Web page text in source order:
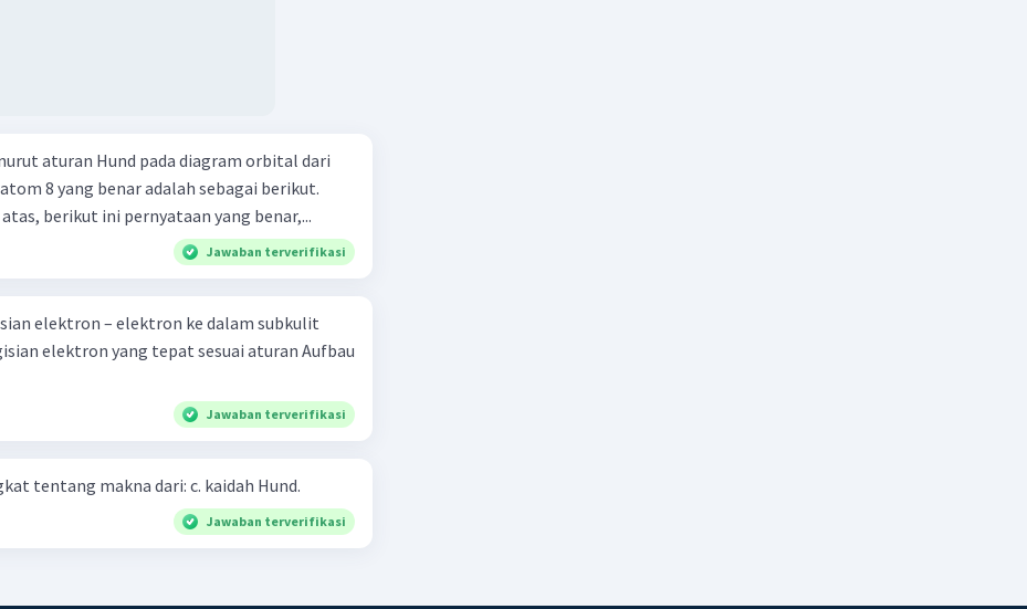
aturan Hund pada diagram orbital dari
8 yang benar adalah sebagai berikut.
berikut ini pernyataan yang benar,...
Jawaban terverifikasi
elektron – elektron ke dalam subkulit
Jawaban terverifikasi
Berikan penjelasan singkat tentang makna dari: c. kaidah Hund.
Jawaban terverifikasi